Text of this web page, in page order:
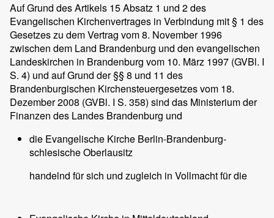
Auf Grund des Artikels 15 Absatz 1 und 2 des
Evangelischen Kirchenvertrages in Verbindung mit § 1 des
Gesetzes zu dem Vertrag vom 8. November 1996
zwischen dem Land Brandenburg und den evangelischen
Landeskirchen in Brandenburg vom 10. März 1997 (GVBl. I
S. 4) und auf Grund der §§ 8 und 11 des
Brandenburgischen Kirchensteuergesetzes vom 18.
Dezember 2008 (GVBl. I S. 358) sind das Ministerium der
Finanzen des Landes Brandenburg und
die Evangelische Kirche Berlin-Brandenburg-
schlesische Oberlausitz
handelnd für sich und zugleich in Vollmacht für die